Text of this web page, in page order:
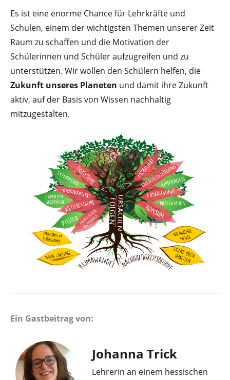
Es ist eine enorme Chance für Lehrkräfte und
Schulen, einem der wichtigsten Themen unserer Zeit
Raum zu schaffen und die Motivation der
Schülerinnen und Schüler aufzugreifen und zu
unterstützen. Wir wollen den Schülern helfen, die
Zukunft unseres Planeten und damit ihre Zukunft
aktiv, auf der Basis von Wissen nachhaltig
mitzugestalten.
Ein Gastbeitrag von:
Johanna Trick
Lehrerin an einem hessischen